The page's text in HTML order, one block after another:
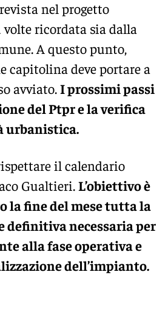
nel progetto
ricordata sia dalla
A questo punto,
capitolina deve portare a
avviato. I prossimi passi
del Ptpr e la verifica
urbanistica.
il calendario
Gualtieri.L’obiettivo è
la fine del mese tutta la
definitiva necessaria per
alla fase operativa e
dell’impianto.